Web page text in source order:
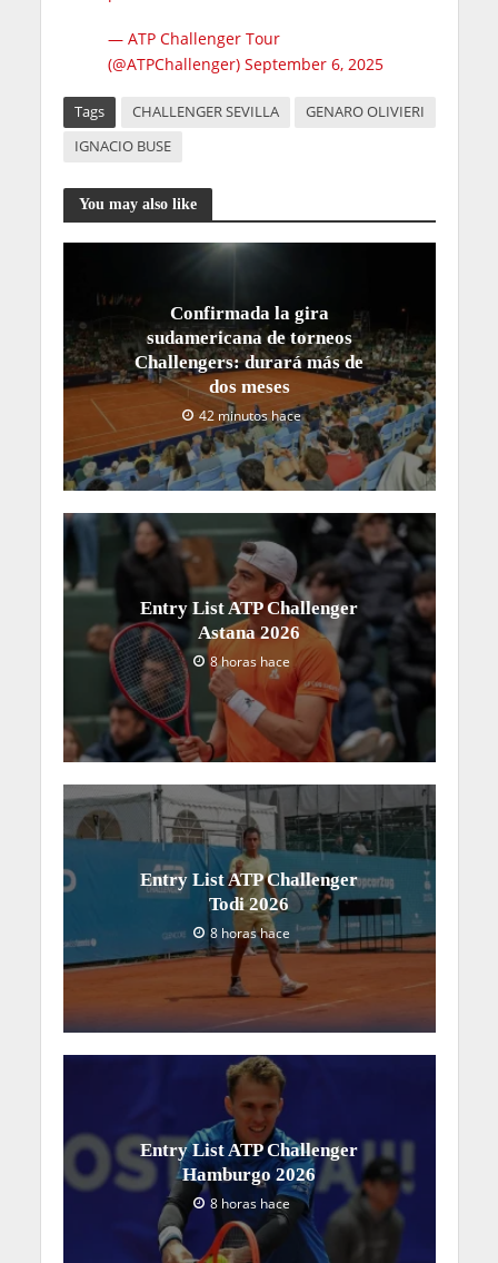
— ATP Challenger Tour
(@ATPChallenger) September 6, 2025
Tags CHALLENGER SEVILLA
GENARO OLIVIERI
IGNACIO BUSE
You may also like
Confirmada la gira
sudamericana de torneos
Challengers: durará más de
dos meses
42 minutos hace
Entry List ATP Challenger
Astana 2026
8 horas hace
Entry List ATP Challenger
Todi 2026
8 horas hace
Entry List ATP Challenger
Hamburgo 2026
8 horas hace